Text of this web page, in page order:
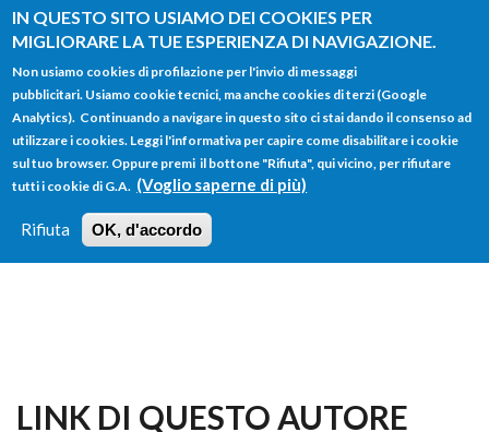
IN QUESTO SITO USIAMO DEI COOKIES PER
MIGLIORARE LA TUE ESPERIENZA DI NAVIGAZIONE.
Non usiamo cookies di profilazione per l'invio di messaggi
pubblicitari. Usiamo cookie tecnici, ma anche cookies di terzi (Google
Analytics). Continuando a navigare in questo sito ci stai dando il consenso ad
utilizzare i cookies. Leggi l'informativa per capire come disabilitare i cookie
sul tuo browser. Oppure premi il bottone "Rifiuta", qui vicino, per rifiutare
tutti i cookie di G.A. (Voglio saperne di più)
Rifiuta OK, d'accordo
Salta al contenuto principale
FORM
DI
RICERCA
Main menu
HOME TUTTI I PROFILI
LOGIN
LINK DI QUESTO AUTORE